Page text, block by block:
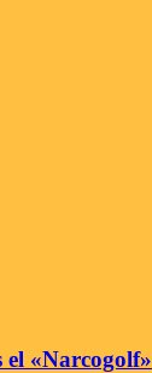
«Narcogolf»